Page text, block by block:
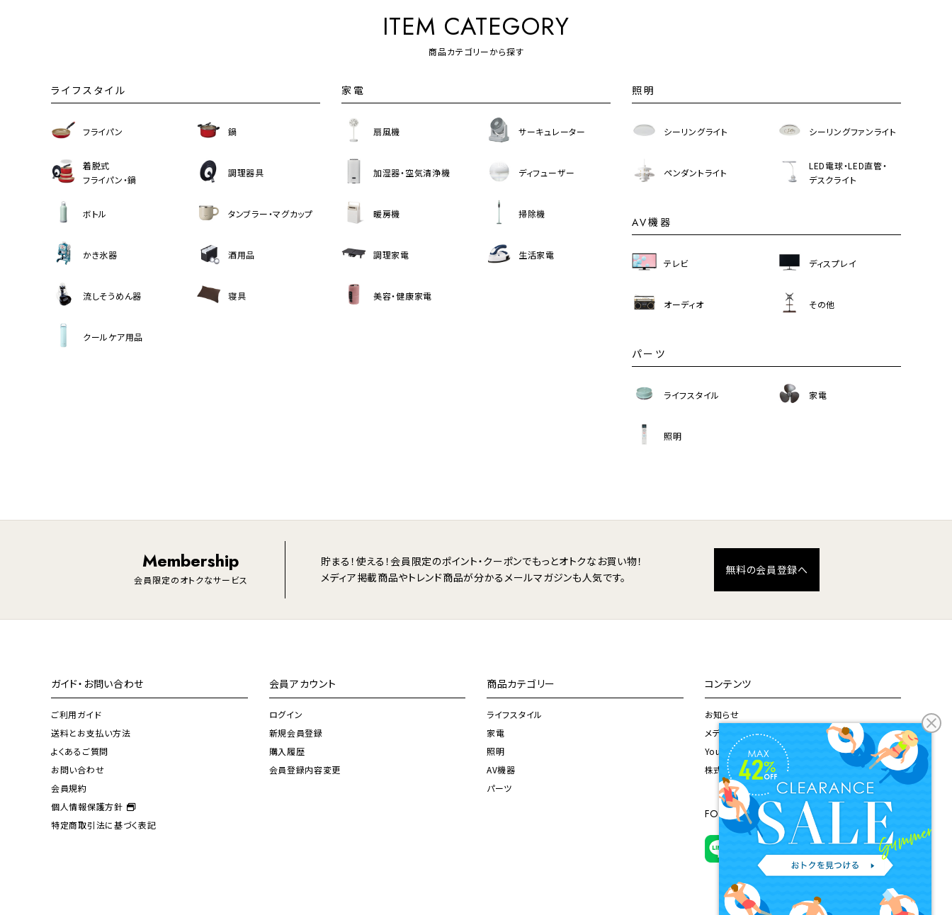
ITEM CATEGORY
商品カテゴリーから探す
ライフスタイル
フライパン 鍋
着脱式
フライパン・鍋
調理器具
ボトル タンブラー・マグカップ
かき氷器 酒用品
流しそうめん器 寝具
クールケア用品
家電
扇風機 サーキュレーター
加湿器・空気清浄機 ディフューザー
暖房機 掃除機
調理家電 生活家電
美容・健康家電
照明
シーリングライト シーリングファンライト
ペンダントライト
LED電球・LED直管・
デスクライト
AV機器
テレビ ディスプレイ
オーディオ その他
パーツ
ライフスタイル 家電
照明
Membership
会員限定のオトクなサービス
貯まる！使える！会員限定のポイント・クーポンでもっとオトクなお買い物！
メディア掲載商品やトレンド商品が分かるメールマガジンも人気です。
無料の会員登録へ
ガイド・お問い合わせ
ご利用ガイド
送料とお支払い方法
よくあるご質問
お問い合わせ
会員規約
個人情報保護方針
特定商取引法に基づく表記
会員アカウント
ログイン
新規会員登録
購入履歴
会員登録内容変更
商品カテゴリー
ライフスタイル
家電
照明
AV機器
パーツ
コンテンツ
お知らせ
メディア掲載情報
Youtubeチャンネル
株式会社ドウシシャ公式サイト
FOLLOW US